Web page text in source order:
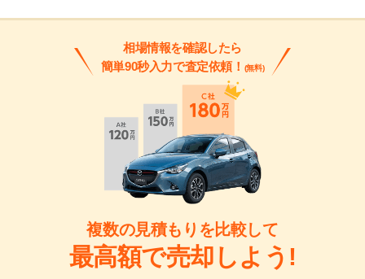
相場情報を確認したら
簡単90秒入力で査定依頼！ (無料)
複数の見積もりを比較して
最高額で売却しよう!